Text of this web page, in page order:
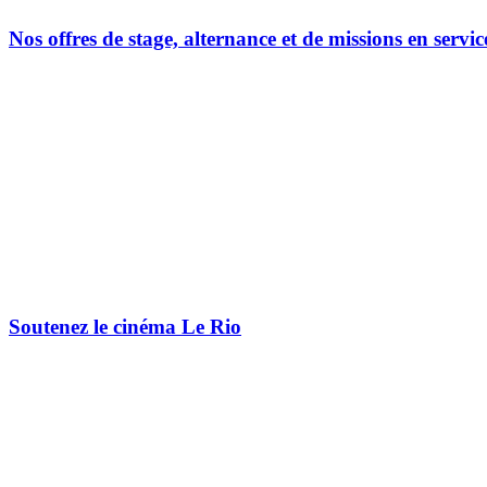
Nos offres de stage, alternance et de missions en
Soutenez le cinéma Le Rio